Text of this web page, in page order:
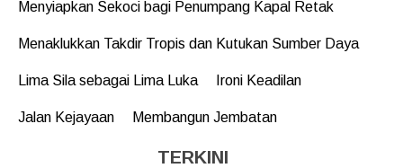
Menyiapkan Sekoci bagi Penumpang Kapal Retak
Menaklukkan Takdir Tropis dan Kutukan Sumber Daya
Lima Sila sebagai Lima Luka Ironi Keadilan
Jalan Kejayaan Membangun Jembatan
TERKINI